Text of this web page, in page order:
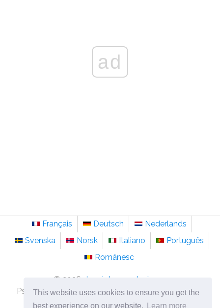
This website uses cookies to ensure you get the
best experience on our website.
Learn more
ad
Français Deutsch
Nederlands
Svenska
Norsk Italiano
Português
Românesc
© 2026
de.sainte-anastasie.org
Psychologie, Philosophie und Nachdenken über das
Leben.